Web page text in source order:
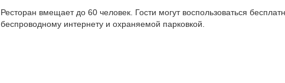
Ресторан вмещает до 60 человек. Гости могут воспользоваться
беспроводному интернету и охраняемой парковкой.